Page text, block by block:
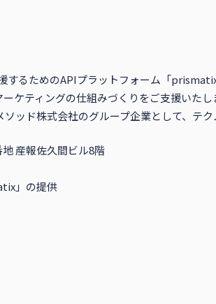
するためのAPIプラットフォーム「
ケティングの仕組みづくりをご支援いた
ッド株式会社のグループ企業として、テ
産報佐久間ビル8階
」の提供